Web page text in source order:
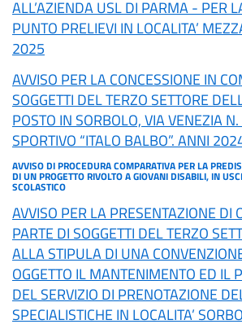
ALL’AZIENDA USL DI PARMA - PER
PUNTO PRELIEVI IN LOCALITA’
2025
AVVISO PER LA CONCESSIONE IN
SOGGETTI DEL TERZO SETTORE
POSTO IN SORBOLO, VIA VENEZIA
SPORTIVO “ITALO BALBO”. ANNI
AVVISO DI PROCEDURA COMPARATIVA PER LA
DI UN PROGETTO RIVOLTO A GIOVANI DISABILI, IN
SCOLASTICO
AVVISO PER LA PRESENTAZIONE DI
PARTE DI SOGGETTI DEL TERZO
ALLA STIPULA DI UNA
OGGETTO IL MANTENIMENTO ED IL
DEL SERVIZIO DI PRENOTAZIONE
SPECIALISTICHE IN LOCALITA’